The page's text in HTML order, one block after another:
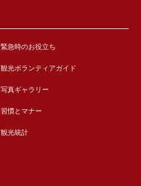
緊急時のお役立ち
観光ボランティアガイド
写真ギャラリー
習慣とマナー
観光統計